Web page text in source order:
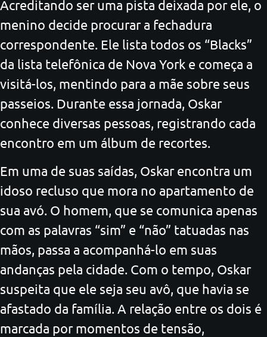
Acreditando ser uma pista deixada por ele, o
menino decide procurar a fechadura
correspondente. Ele lista todos os “Blacks”
da lista telefônica de Nova York e começa a
visitá-los, mentindo para a mãe sobre seus
passeios. Durante essa jornada, Oskar
conhece diversas pessoas, registrando cada
encontro em um álbum de recortes.
Em uma de suas saídas, Oskar encontra um
idoso recluso que mora no apartamento de
sua avó. O homem, que se comunica apenas
com as palavras “sim” e “não” tatuadas nas
mãos, passa a acompanhá-lo em suas
andanças pela cidade. Com o tempo, Oskar
suspeita que ele seja seu avô, que havia se
afastado da família. A relação entre os dois é
marcada por momentos de tensão,